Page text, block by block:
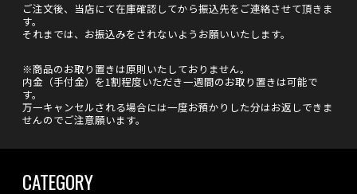
ご注文後、当店にて在庫確認してから振込先をご連絡させて頂きま
す。
それまでは、お振込みをされないようお願いいたします。
※商品のお取り置きは原則いたしておりません。
内金（手付金）を1割程度いただき一週間のお取り置きは可能で
す。
万一キャンセルされる場合には一度お預かりした分はお返しできま
せんのでご注意願います。
CATEGORY